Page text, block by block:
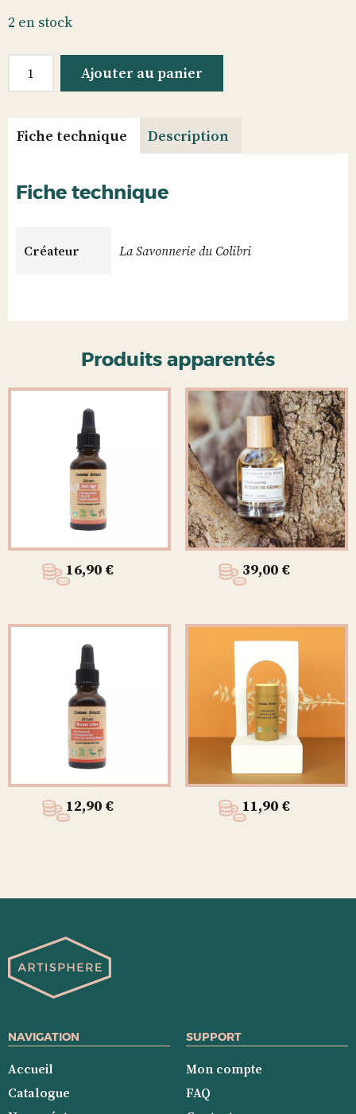
2 en stock
Pur
Olive
Ajouter au panier
Fiche technique Description
Fiche technique
Créateur La Savonnerie du Colibri
Produits apparentés
16,90 € 39,00 €
12,90 € 11,90 €
NAVIGATION
Accueil
Catalogue
SUPPORT
Mon compte
FAQ